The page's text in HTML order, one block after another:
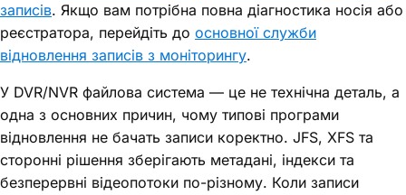
записів. Якщо вам потрібна повна діагностика носія або
реєстратора, перейдіть до основної служби
відновлення записів з моніторингу.
У DVR/NVR файлова система — це не технічна деталь, а
одна з основних причин, чому типові програми
відновлення не бачать записи коректно. JFS, XFS та
сторонні рішення зберігають метадані, індекси та
безперервні відеопотоки по-різному. Коли записи